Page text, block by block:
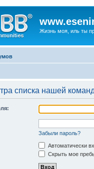
Жизнь моя, иль ты
списка нашей
Забыли пароль?
Автоматически
Скрыть мое